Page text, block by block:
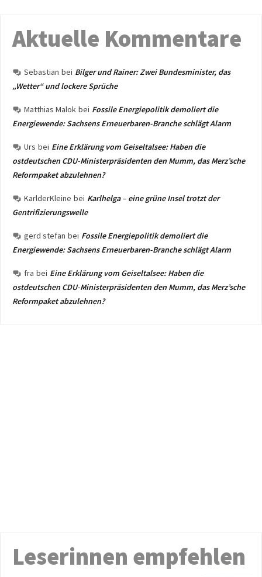
Aktuelle Kommentare
Sebastian bei Bilger und Rainer: Zwei Bundesminister, das
„Wetter“ und lockere Sprüche
Matthias Malok bei Fossile Energiepolitik demoliert die
Energiewende: Sachsens Erneuerbaren-Branche schlägt Alarm
Urs bei Eine Erklärung vom Geiseltalsee: Haben die
ostdeutschen CDU-Ministerpräsidenten den Mumm, das Merz’sche
Reformpaket abzulehnen?
KarlderKleine bei Karlhelga – eine grüne Insel trotzt der
Gentrifizierungswelle
gerd stefan bei Fossile Energiepolitik demoliert die
Energiewende: Sachsens Erneuerbaren-Branche schlägt Alarm
fra bei Eine Erklärung vom Geiseltalsee: Haben die
ostdeutschen CDU-Ministerpräsidenten den Mumm, das Merz’sche
Reformpaket abzulehnen?
Leserinnen empfehlen